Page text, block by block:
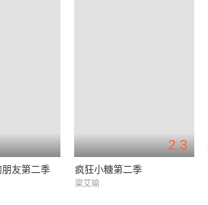
友第二季
2.3
疯狂小糖第二季
梁艾瑜